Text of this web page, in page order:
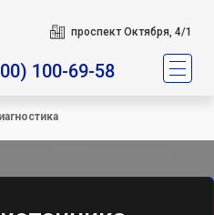
проспект Октября, 4/1
100-69-58